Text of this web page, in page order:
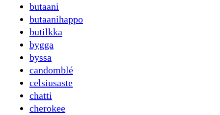
butaani
butaanihappo
butilkka
bygga
byssa
candomblé
celsiusaste
chatti
cherokee